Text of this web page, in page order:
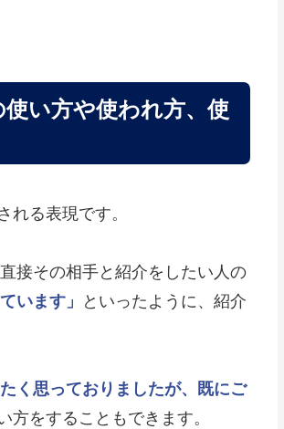
い方や使われ方、使
れる表現です。
接その相手と紹介をしたい人の
います」
といったように、紹介
く思っておりましたが、既にご
方をすることもできます。